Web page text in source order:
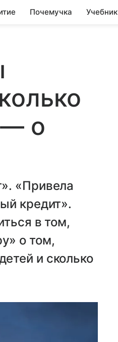
Почемучка Учебник
— о
«Привела
кредит».
в том,
о том,
и сколько